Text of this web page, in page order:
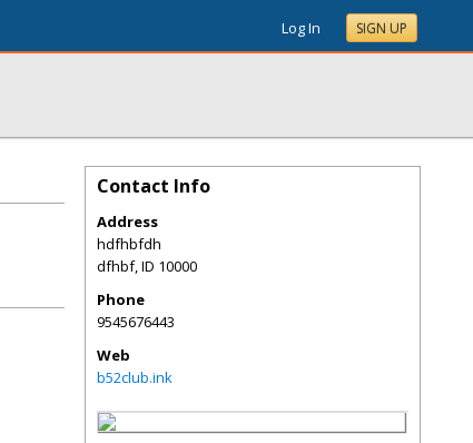
Log In SIGN UP
Contact Info
Address
hdfhbfdh
dfhbf,ID 10000
Phone
9545676443
Web
b52club.ink